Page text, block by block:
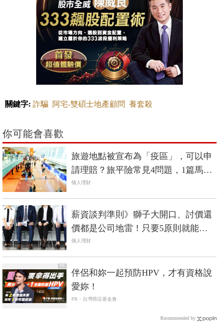
關鍵字: 詐騙 阿宅-雙碩士地產顧問 養套殺
你可能會喜歡
旅遊地點被宣布為「疫區」，可以申
請理賠？旅平險常見4問題，1篇馬上
看懂
個人理財
薪資談判準則》獅子大開口、討價還
價都是公司地雷！只要5原則就能談
到好薪水！
個人理財
PR
伴侶和妳一起預防HPV，才有資格說
愛妳！
PR・台灣癌症基金會
Recommended by